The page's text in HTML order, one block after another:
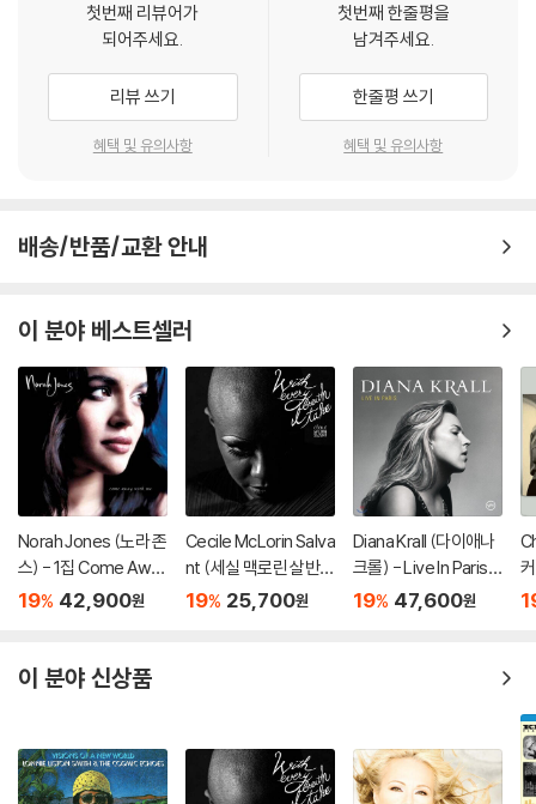
첫번째 리뷰어가
되어주세요.
리뷰 쓰기
혜택 및 유의사항
첫번째 한줄평을
남겨주세요.
한줄평 쓰기
혜택 및 유의사항
배송/반품/교환 안내
이 분야 베스트셀러
Norah Jones (노라 존
스) - 1집 Come Awa
y With Me (20th Ann
19% 42,900원
Cecile McLorin Salva
nt (세실 맥로린 살반
트) - With Every Bre
19% 25,700원
Diana Krall (다이애나
크롤) - Live In Paris
[2LP]
19% 47,600원
이 분야 신상품